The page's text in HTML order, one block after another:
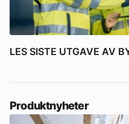
LES SISTE UTGAVE AV
Produktnyheter